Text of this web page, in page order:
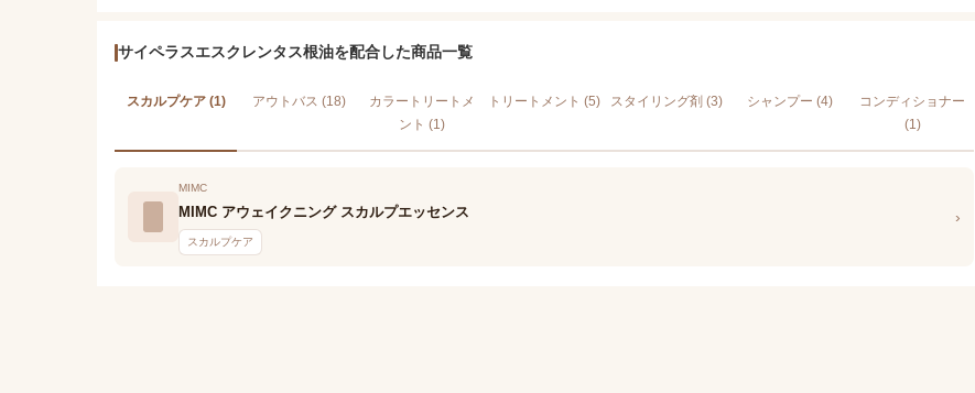
サイペラスエスクレンタス根油を配合した商品一覧
スカルプケア (1) アウトバス (18)
カラートリートメ
ント (1)
トリートメント (5) スタイリング剤 (3) シャンプー (4)
コンディショナー
(1)
MIMC
MIMC アウェイクニング スカルプエッセンス
スカルプケア
›